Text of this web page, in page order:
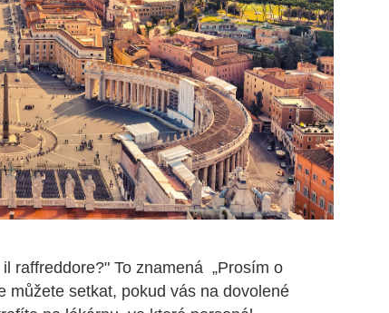
raffreddore?" To znamená „Prosím o
můžete setkat, pokud vás na dovolené